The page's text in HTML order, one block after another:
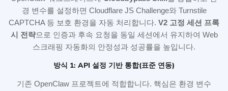
경 변수를 설정하면 Cloudflare JS Challenge와 Turnstile
CAPTCHA 등 보호 환경을 자동 처리합니다. V2 고정 세션 프록
시 전략으로 인증과 후속 요청을 동일 세션에서 유지하여 Web
스크래핑 자동화의 안정성과 성공률을 높입니다.
방식 1: API 설정 기반 통합(표준 연동)
기존 OpenClaw 프로젝트에 적합합니다. 핵심은 환경 변수